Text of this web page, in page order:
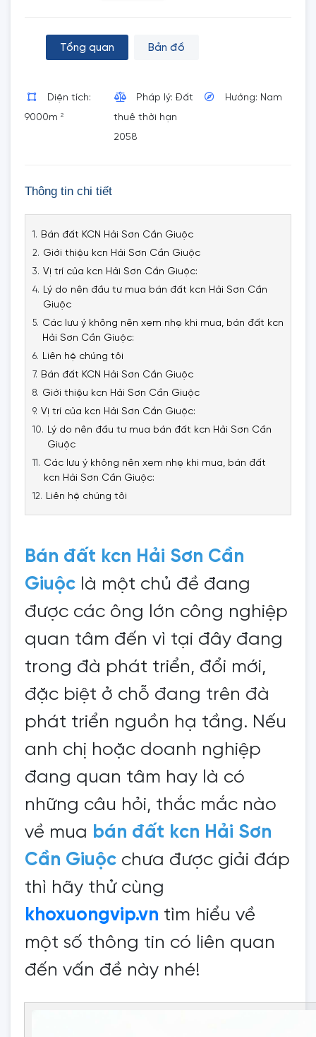
Tổng quan Bản đồ
Diện tích:
9000m 2
Pháp lý: Đất
thuê thời hạn
2058
Hướng: Nam
Thông tin chi tiết
Bán đất KCN Hải Sơn Cần Giuộc
Giới thiệu kcn Hải Sơn Cần Giuộc
Vị trí của kcn Hải Sơn Cần Giuộc:
Lý do nên đầu tư mua bán đất kcn Hải Sơn Cần
Giuộc
Các lưu ý không nên xem nhẹ khi mua, bán đất kcn
Hải Sơn Cần Giuộc:
Liên hệ chúng tôi
Bán đất KCN Hải Sơn Cần Giuộc
Giới thiệu kcn Hải Sơn Cần Giuộc
Vị trí của kcn Hải Sơn Cần Giuộc:
Lý do nên đầu tư mua bán đất kcn Hải Sơn Cần
Giuộc
Các lưu ý không nên xem nhẹ khi mua, bán đất
kcn Hải Sơn Cần Giuộc:
Liên hệ chúng tôi
Bán đất kcn Hải Sơn Cần
Giuộc là một chủ đề đang
được các ông lớn công nghiệp
quan tâm đến vì tại đây đang
trong đà phát triển, đổi mới,
đặc biệt ở chỗ đang trên đà
phát triển nguồn hạ tầng. Nếu
anh chị hoặc doanh nghiệp
đang quan tâm hay là có
những câu hỏi, thắc mắc nào
về mua bán đất kcn Hải Sơn
Cần Giuộc chưa được giải đáp
thì hãy thử cùng
khoxuongvip.vn tìm hiểu về
một số thông tin có liên quan
đến vấn đề này nhé!